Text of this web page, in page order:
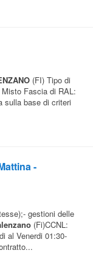
(FI) Tipo di
Fascia di RAL:
sulla base di criteri
-
gestioni delle
(Fi)CCNL:
al Venerdi 01:30-